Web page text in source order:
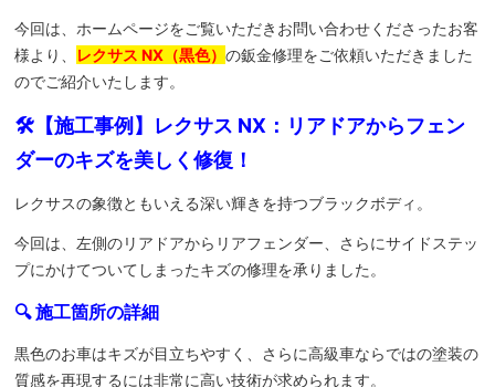
今回は、ホームページをご覧いただきお問い合わせくださったお客
様より、 レクサス NX（黒色）の鈑金修理をご依頼いただきました
のでご紹介いたします。
🛠️【施工事例】レクサス NX：リアドアからフェン
ダーのキズを美しく修復！
レクサスの象徴ともいえる深い輝きを持つブラックボディ。
今回は、左側のリアドアからリアフェンダー、さらにサイドステッ
プにかけてついてしまったキズの修理を承りました。
🔍 施工箇所の詳細
黒色のお車はキズが目立ちやすく、さらに高級車ならではの塗装の
質感を再現するには非常に高い技術が求められます。